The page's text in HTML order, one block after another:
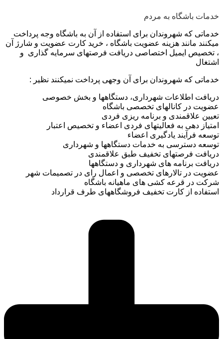
خدمات باشگاه به مردم
خدماتی که شهروندان برای استفاده از آن به باشگاه وجه پرداخت
میکنند مانند هزینه عضویت باشگاه ، خرید کارت عضویت و شارژ آن
، تخصیص ایمیل اختصاصی دریافت فرصتهای سرمایه گذاری و
اشتغال
خدماتی که شهروندان برای آن وجهی پرداخت نمیکنند نظیر :
دریافت اطلاعات شهرداری، دستگاهها و بخش خصوصی
عضویت در کانالهای تخصصی باشگاه
تعیین علاقمندی و برنامه ریزی فردی
امتیاز دهی به فعالیتهای فردی اعضاء و تخصیص اعتبار
توسعه فرآیند یادگیری اعضاء
توسعه دسترسی به خدمات دستگاهها و شهرداری
دریافت فرصتهای تخفیف طبق علاقمندی
دریافت برنامه های شهرداری و دستگاهها
عضویت در تالارهای تخصصی و اعمال رای در تصمیمات شهر
شرکت در قرعه کشی های ماهیانه باشگاه
استفاده از کارت تخفیف فروشگاههای طرف قرارداد